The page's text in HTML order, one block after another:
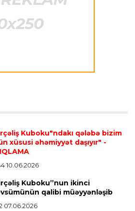
adını daşıyan yeni
ÇSKA-dan inamlı qələbə
klubunun prezidenti
Kuboku"ndakı qələbə bizim
xüsusi əhəmiyyət daşıyır" -
10.06.2026
Kuboku”nun ikinci
qalibi müəyyənləşib
07.06.2026